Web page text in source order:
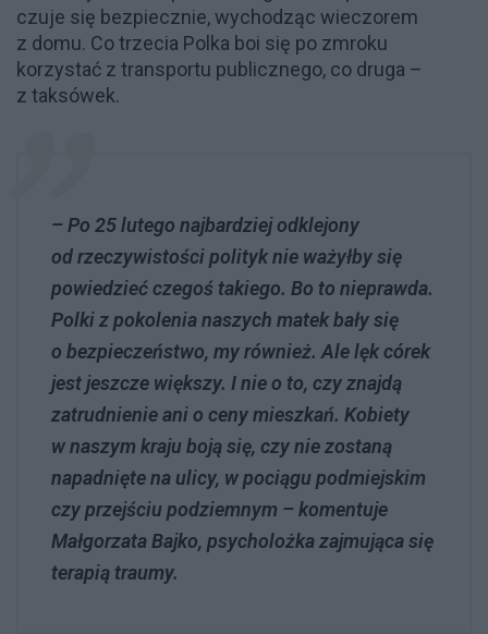
czuje się bezpiecznie, wychodząc wieczorem
z domu. Co trzecia Polka boi się po zmroku
korzystać z transportu publicznego, co druga –
z taksówek.
– Po 25 lutego najbardziej odklejony
od rzeczywistości polityk nie ważyłby się
powiedzieć czegoś takiego. Bo to nieprawda.
Polki z pokolenia naszych matek bały się
o bezpieczeństwo, my również. Ale lęk córek
jest jeszcze większy. I nie o to, czy znajdą
zatrudnienie ani o ceny mieszkań. Kobiety
w naszym kraju boją się, czy nie zostaną
napadnięte na ulicy, w pociągu podmiejskim
czy przejściu podziemnym – komentuje
Małgorzata Bajko, psycholożka zajmująca się
terapią traumy.